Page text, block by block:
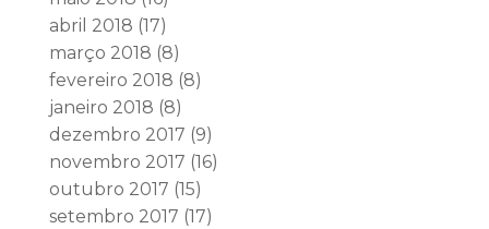
abril 2018 (17)
março 2018 (8)
fevereiro 2018 (8)
janeiro 2018 (8)
dezembro 2017 (9)
novembro 2017 (16)
outubro 2017 (15)
setembro 2017 (17)